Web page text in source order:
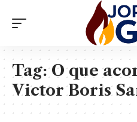
Tag:O que
Victor Boris